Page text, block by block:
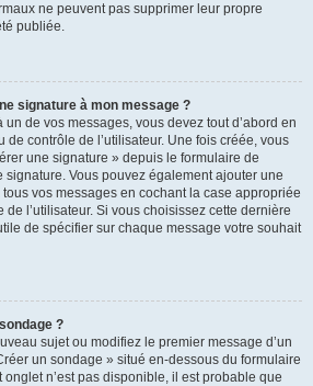
ne peuvent pas supprimer leur propre
publiée.
signature à mon message ?
de vos messages, vous devez tout d’abord en
contrôle de l’utilisateur. Une fois créée, vous
une signature » depuis le formulaire de
signature. Vous pouvez également ajouter une
vos messages en cochant la case appropriée
l’utilisateur. Si vous choisissez cette dernière
de spécifier sur chaque message votre souhait
?
sujet ou modifiez le premier message d’un
un sondage » situé en-dessous du formulaire
n’est pas disponible, il est probable que